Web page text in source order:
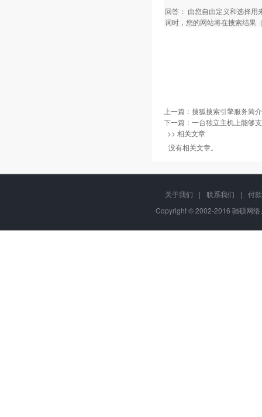
回答： 由您自由定义和选择用
词时，您的网站将在搜索结果
上一篇： 搜狐搜索引擎服务简介
下一篇： 一台独立主机上能够
>> 相关文章
没有相关文章。
关于我们 | 联系我们 |
付
Copyright © 2002-2016 驰硕网